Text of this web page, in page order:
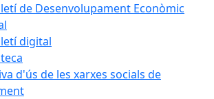
de Desenvolupament Econòmic
digital
d'ús de les xarxes socials de